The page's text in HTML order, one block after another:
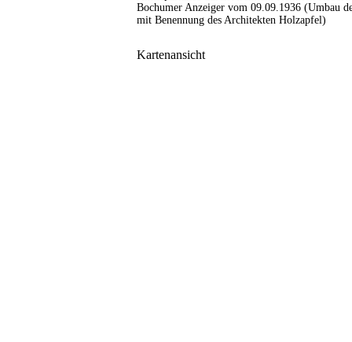
Bochumer Anzeiger vom 09.09.1936 (Umbau
mit Benennung des Architekten Holzapfel)
Kartenansicht